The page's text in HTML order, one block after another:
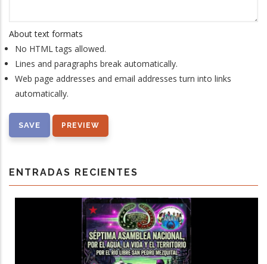
About text formats
No HTML tags allowed.
Lines and paragraphs break automatically.
Web page addresses and email addresses turn into links
automatically.
ENTRADAS RECIENTES